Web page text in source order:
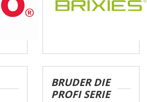
BRUDER DIE
PROFI SERIE